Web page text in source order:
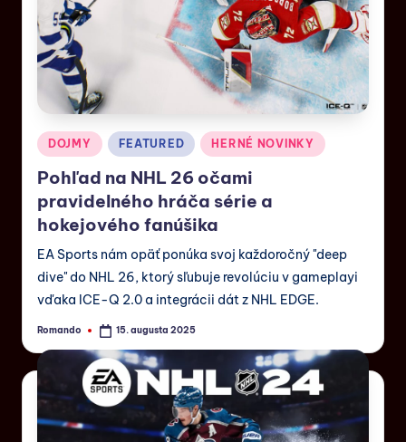
DOJMY FEATURED HERNÉ NOVINKY
Pohľad na NHL 26 očami
pravidelného hráča série a
hokejového fanúšika
EA Sports nám opäť ponúka svoj každoročný "deep
dive" do NHL 26, ktorý sľubuje revolúciu v gameplayi
vďaka ICE-Q 2.0 a integrácii dát z NHL EDGE.
Romando 15. augusta 2025